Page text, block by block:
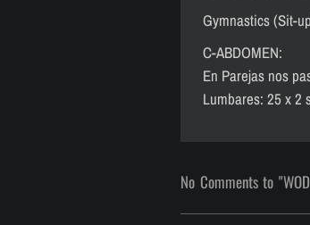
Gymnastics (Sit-
C-ABDOMEN:
En Parejas nos
Lumbares: 25 x 2
No Comments to